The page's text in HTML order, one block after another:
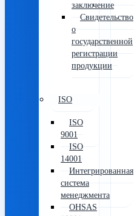
заключение
Свидетельство
о
государственной
регистрации
продукции
ISO
ISO
9001
ISO
14001
Интегрированная
система
менеджмента
OHSAS